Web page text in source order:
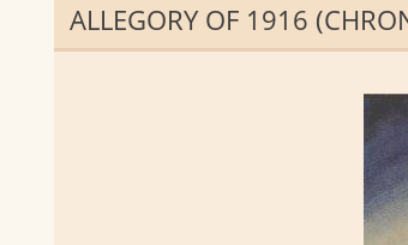
ALLEGORY OF 1916